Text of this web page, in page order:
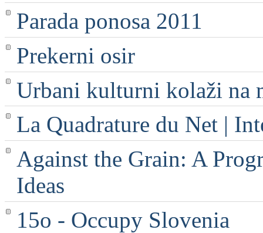
Parada ponosa 2011
Prekerni osir
Urbani kulturni kolaži na
La Quadrature du Net |
Against the Grain: A
Ideas
15o - Occupy Slovenia